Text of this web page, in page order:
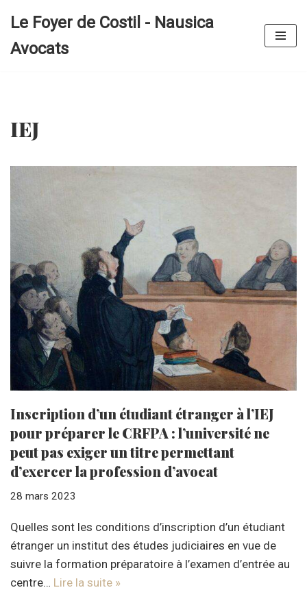
au
Le Foyer de Costil - Nausica
Avocats
IEJ
Inscription d’un étudiant étranger à l’IEJ
pour préparer le CRFPA : l’université ne
peut pas exiger un titre permettant
d’exercer la profession d’avocat
28 mars 2023
Quelles sont les conditions d’inscription d’un étudiant
étranger un institut des études judiciaires en vue de
suivre la formation préparatoire à l’examen d’entrée au
centre… Lire la suite »